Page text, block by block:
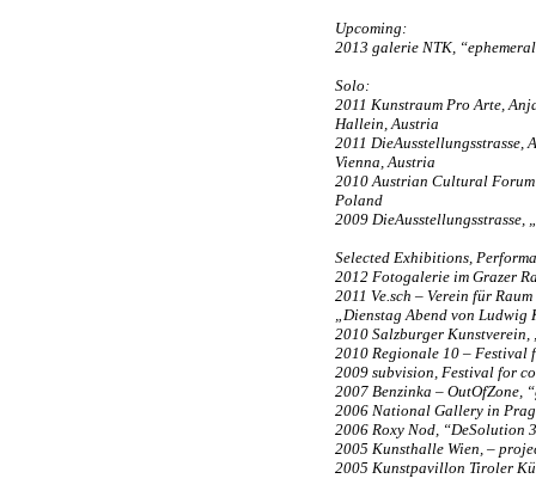
Upcoming:
2013 galerie NTK,
Solo:
2011 Kunstraum Pro Arte,
Hallein, Austria
2011 DieAusstellungsstrasse,
Vienna, Austria
2010 Austrian Cultural Forum
Poland
2009
Selected Exhibitions,
2012 Fotogalerie im Grazer
2011 Ve.sch – Verein für
„Dienstag Abend von
2010 Salzburger
2010 Regionale 10 –
2009 subvision, Festival for
2007 Benzinka – OutOfZone,
2006 National Gallery in
2006 Roxy Nod, “DeSolution
2005 Kunsthalle Wien, –
2005 Kunstpavillon Tiroler